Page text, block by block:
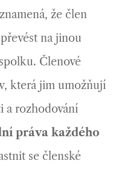
že člen
na jinou
Členové
která jim umožňují
a rozhodování
práva každého
se členské